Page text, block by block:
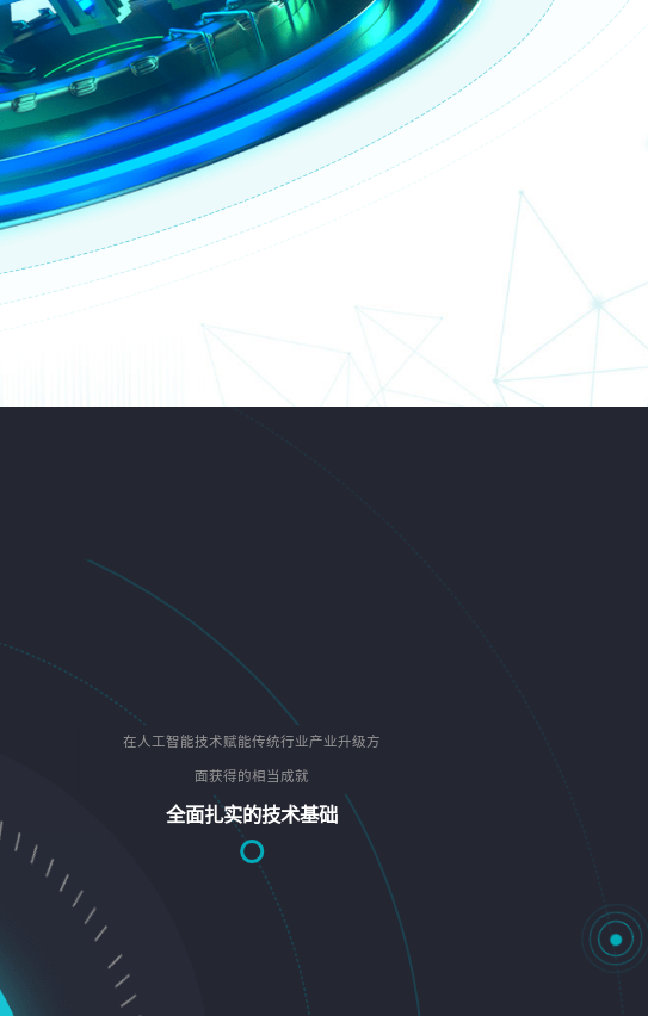
在人工智能技术赋能传统行业产业升级方
面获得的相当成就
全面扎实的技术基础